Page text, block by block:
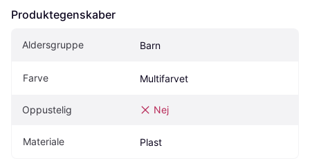
Produktegenskaber
Aldersgruppe Barn
Farve Multifarvet
Oppustelig Nej
Materiale Plast